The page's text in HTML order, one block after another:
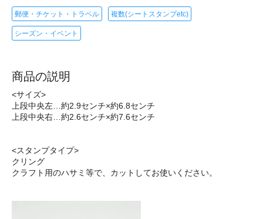
郵便・チケット・トラベル 複数(シートスタンプetc)
シーズン・イベント
商品の説明
<サイズ>
上段中央左…約2.9センチ×約6.8センチ
上段中央右…約2.6センチ×約7.6センチ
<スタンプタイプ>
クリング
クラフト用のハサミ等で、カットしてお使いください。